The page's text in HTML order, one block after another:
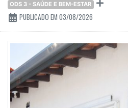
ODS 3 - SAÚDE E BEM-ESTAR
PUBLICADO EM 03/08/2026